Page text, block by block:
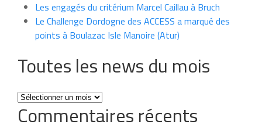
Les engagés du critérium Marcel Caillau à Bruch
Le Challenge Dordogne des ACCESS a marqué des
points à Boulazac Isle Manoire (Atur)
Toutes les news du mois
Toutes
les
news
Commentaires récents